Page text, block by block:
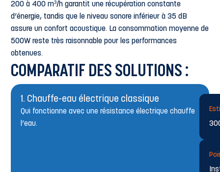
200 à 400 m³/h garantit une récupération constante
d’énergie, tandis que le niveau sonore inférieur à 35 dB
assure un confort acoustique. La consommation moyenne de
500W reste très raisonnable pour les performances
obtenues.
COMPARATIF DES SOLUTIONS :
1. Chauffe-eau électrique classique
Qui fonctionne avec une résistance électrique chauffe
l’eau.